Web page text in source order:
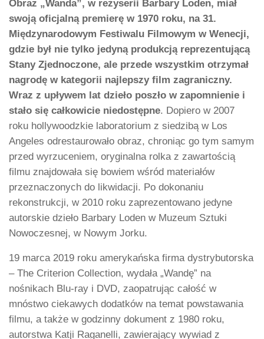
Obraz „Wanda”, w reżyserii Barbary Loden, miał
swoją oficjalną premierę w 1970 roku, na 31.
Międzynarodowym Festiwalu Filmowym w Wenecji,
gdzie był nie tylko jedyną produkcją reprezentującą
Stany Zjednoczone, ale przede wszystkim otrzymał
nagrodę w kategorii najlepszy film zagraniczny.
Wraz z upływem lat dzieło poszło w zapomnienie i
stało się całkowicie niedostępne. Dopiero w 2007
roku hollywoodzkie laboratorium z siedzibą w Los
Angeles odrestaurowało obraz, chroniąc go tym samym
przed wyrzuceniem, oryginalna rolka z zawartością
filmu znajdowała się bowiem wśród materiałów
przeznaczonych do likwidacji. Po dokonaniu
rekonstrukcji, w 2010 roku zaprezentowano jedyne
autorskie dzieło Barbary Loden w Muzeum Sztuki
Nowoczesnej, w Nowym Jorku.
19 marca 2019 roku amerykańska firma dystrybutorska
– The Criterion Collection, wydała „Wandę” na
nośnikach Blu-ray i DVD, zaopatrując całość w
mnóstwo ciekawych dodatków na temat powstawania
filmu, a także w godzinny dokument z 1980 roku,
autorstwa Katji Raganelli, zawierający wywiad z